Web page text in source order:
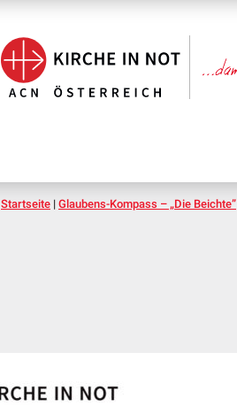
Startseite | Glaubens-Kompass – „Die Beichte”